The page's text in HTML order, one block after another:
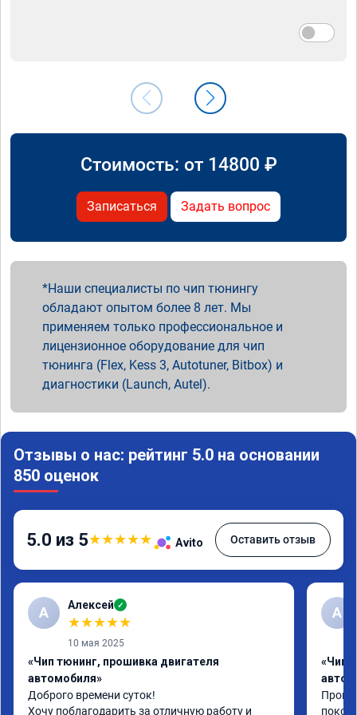
Стоимость: от 14800 ₽
Записаться Задать вопрос
Наши специалисты по чип тюнингу
обладают опытом более 8 лет. Мы
применяем только профессиональное и
лицензионное оборудование для чип
тюнинга (Flex, Kess 3, Autotuner, Bitbox) и
диагностики (Launch, Autel).
Отзывы о нас: рейтинг 5.0 на основании
850 оценок
5.0 из 5★★★★★ Avito Оставить отзыв
А Алексей ✓
★★★★★
10 мая 2025
«Чип тюнинг, прошивка двигателя
автомобиля»
Доброго времени суток!
Хочу поблагодарить за отличную работу и
А
«Чип